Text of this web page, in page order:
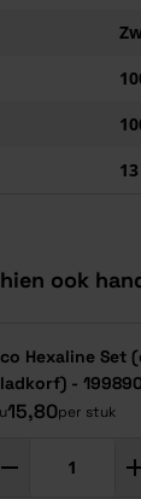
ook
Hexaline Set
-
15,80per stuk